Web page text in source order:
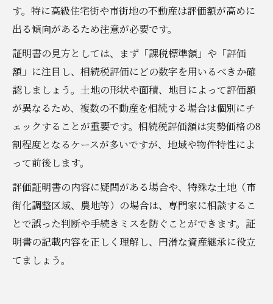
す。特に高級住宅街や市街地の不動産は評価額が高めに
出る傾向があるため注意が必要です。
証明書の見方としては、まず「課税標準額」や「評価
額」に注目し、相続税評価にどの数字を用いるべきか確
認しましょう。土地の形状や面積、地目によって評価額
が異なるため、複数の不動産を相続する場合は個別にチ
ェックすることが重要です。相続税評価額は実勢価格の8
割程度となるケースが多いですが、地域や物件特性によ
って前後します。
評価証明書の内容に疑問がある場合や、特殊な土地（市
街化調整区域、農地等）の場合は、専門家に相談するこ
とで誤った判断や手続きミスを防ぐことができます。証
明書の記載内容を正しく理解し、円滑な資産継承に役立
てましょう。